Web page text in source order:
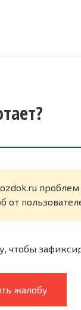
от
чтобы
жалобу